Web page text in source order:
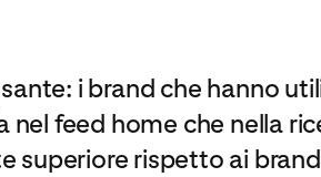
i brand che hanno
nel feed home che nella
superiore rispetto ai